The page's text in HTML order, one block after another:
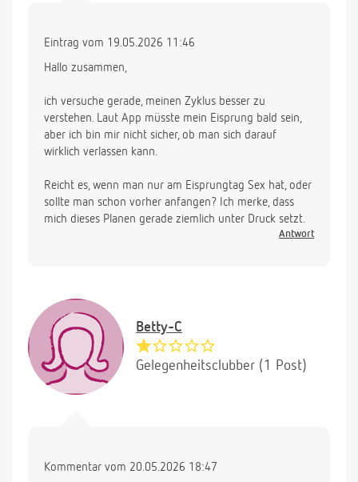
Eintrag vom 19.05.2026 11:46
Hallo zusammen,
ich versuche gerade, meinen Zyklus besser zu
verstehen. Laut App müsste mein Eisprung bald sein,
aber ich bin mir nicht sicher, ob man sich darauf
wirklich verlassen kann.
Reicht es, wenn man nur am Eisprungtag Sex hat, oder
sollte man schon vorher anfangen? Ich merke, dass
mich dieses Planen gerade ziemlich unter Druck setzt.
Antwort
Betty-C
Gelegenheitsclubber (1 Post)
Kommentar vom 20.05.2026 18:47